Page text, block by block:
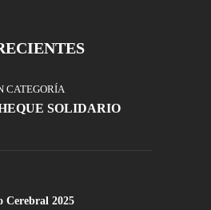
CATEGORÍA
SOLIDARIO
Cerebral 2025